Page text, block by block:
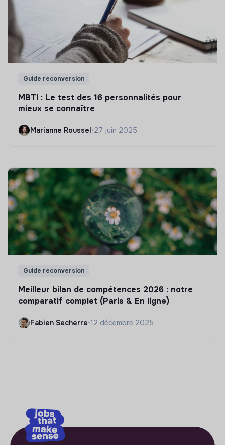
Guide reconversion
MBTI : Le test des 16 personnalités pour
mieux se connaître
Marianne Roussel•27 juin 2025
Guide reconversion
Meilleur bilan de compétences 2026 : notre
comparatif complet (Paris & En ligne)
Fabien Secherre•12 décembre 2025